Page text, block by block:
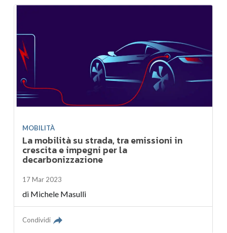
MOBILITÀ
La mobilità su strada, tra emissioni in
crescita e impegni per la
decarbonizzazione
17 Mar 2023
di Michele Masulli
Condividi